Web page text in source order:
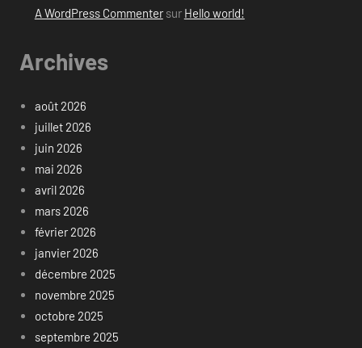
A WordPress Commentersur Hello world!
Archives
août 2026
juillet 2026
juin 2026
mai 2026
avril 2026
mars 2026
février 2026
janvier 2026
décembre 2025
novembre 2025
octobre 2025
septembre 2025